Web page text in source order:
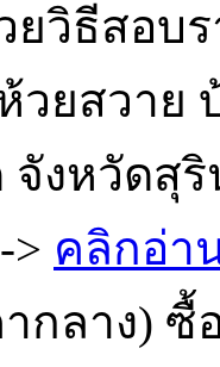
วิธีสอบ
วยสวาย
จังหวัดสุ
> คลิกอ่า
กลาง) ซื้